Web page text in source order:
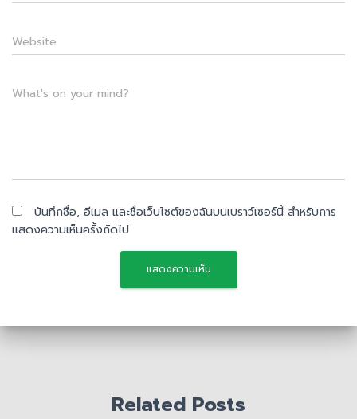
Website
What's on your mind?
บันทึกชื่อ, อีเมล และชื่อเว็บไซต์ของฉันบนเบราว์เซอร์นี้ สำหรับการ
แสดงความเห็นครั้งถัดไป
Related Posts